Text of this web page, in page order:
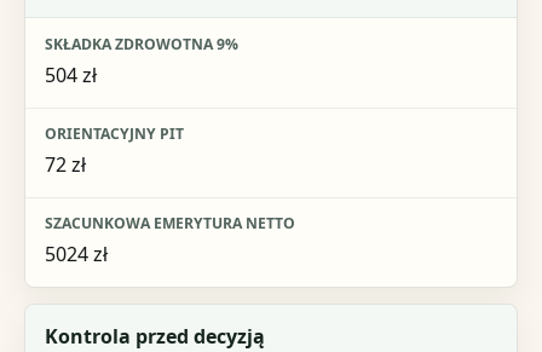
504 zł
72 zł
5024 zł
Kontrola przed decyzją